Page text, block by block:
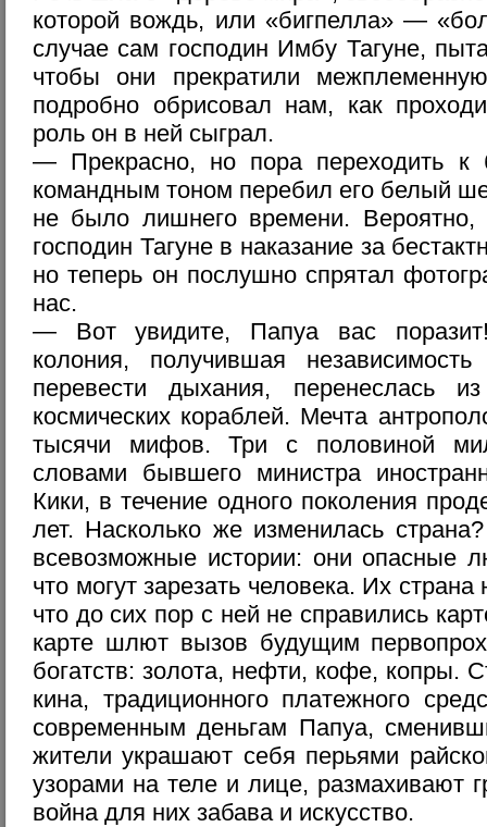
которой вождь, или «бигпелла» —
случае сам господин Имбу Тагуне,
чтобы они прекратили
подробно обрисовал нам, как
роль он в ней сыграл.
— Прекрасно, но пора переходить
командным тоном перебил его белый
не было лишнего времени. Вероятно,
господин Тагуне в наказание за
но теперь он послушно спрятал
нас.
— Вот увидите, Папуа вас
колония, получившая
перевести дыхания, перенеслась
космических кораблей. Мечта
тысячи мифов. Три с половиной
словами бывшего министра
Кики, в течение одного поколения
лет. Насколько же изменилась
всевозможные истории: они опасные
что могут зарезать человека. Их страна
что до сих пор с ней не справились
карте шлют вызов будущим
богатств: золота, нефти, кофе, копры.
кина, традиционного платежного
современным деньгам Папуа,
жители украшают себя перьями
узорами на теле и лице, размахивают
война для них забава и искусство.